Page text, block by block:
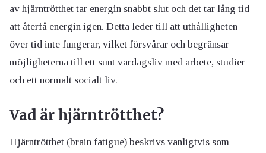
av hjärntrötthet tar energin snabbt slut och det tar lång tid
att återfå energin igen. Detta leder till att uthålligheten
över tid inte fungerar, vilket försvårar och begränsar
möjligheterna till ett sunt vardagsliv med arbete, studier
och ett normalt socialt liv.
Vad är hjärntrötthet?
Hjärntrötthet (brain fatigue) beskrivs vanligtvis som